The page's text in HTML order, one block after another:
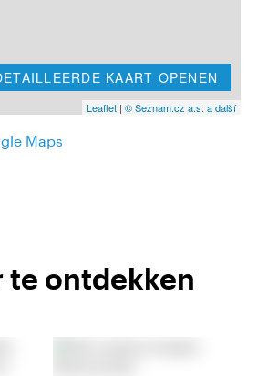
KAART OPENEN
Leaflet | © Seznam.cz a.s. a další
Maps
te ontdekken